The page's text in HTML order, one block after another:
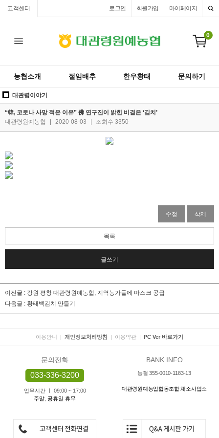
고객센터 마이페이지
회원가입
로그인
0
농협소개 절임배추 한우황태 문의하기
대관령이야기
“韓, 코로나 사망 적은 이유” 佛 연구진이 밝힌 비결은 ‘김치’
대관령원예농협
2020-08-03 조회수 3350
수정 삭제
목록
글쓰기
이전글 : 강원 평창 대관령원예농협, 지역농가들에 마스크 공급
다음글 : 황태백김치 만들기
이용안내 | 개인정보처리방침 | 이용약관 | PC Ver 바로가기
문의전화
033-336-3200
업무시간 ㅣ 09:00 ~ 17:00
주말, 공휴일 휴무
BANK INFO
농협 355-0010-1183-13
대관령원예농업협동조합 채소사업소